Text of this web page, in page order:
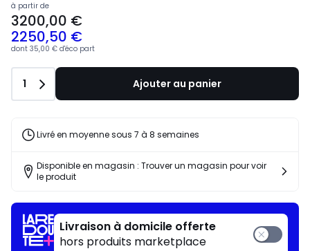
à partir de
2250,50 €
3200,00 €
dont 35,00 € d'éco part
Quantité
1 Ajouter au panier
Livré en moyenne sous 7 à 8 semaines
Disponible en magasin : Trouver un magasin pour voir
le produit
Livraison à domicile offerte
hors produits marketplace